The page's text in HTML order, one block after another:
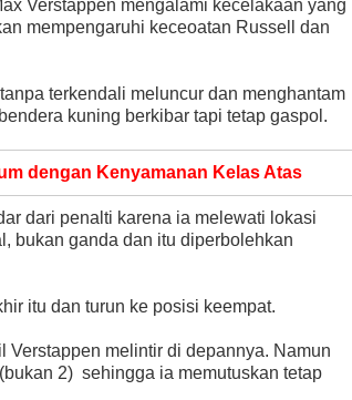
Verstappen mengalami kecelakaan yang
mempengaruhi keceoatan Russell dan
terkendali meluncur dan menghantam
kuning berkibar tapi tetap gaspol.
dengan Kenyamanan Kelas Atas
dari penalti karena ia melewati lokasi
bukan ganda dan itu diperbolehkan
itu dan turun ke posisi keempat.
Verstappen melintir di depannya. Namun
2) sehingga ia memutuskan tetap